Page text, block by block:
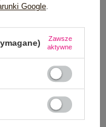
Google.
Zawsze
aktywne